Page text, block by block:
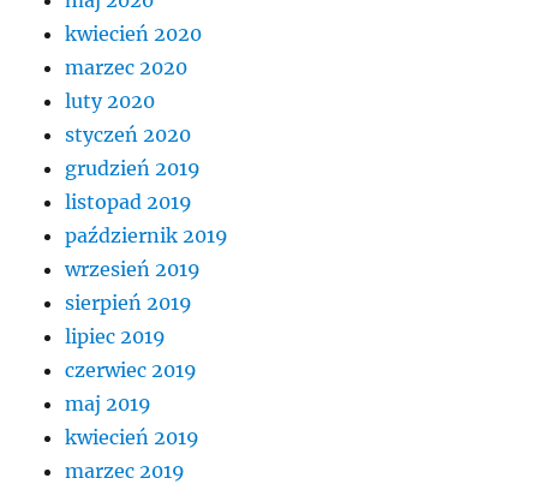
kwiecień 2020
marzec 2020
luty 2020
styczeń 2020
grudzień 2019
listopad 2019
październik 2019
wrzesień 2019
sierpień 2019
lipiec 2019
czerwiec 2019
maj 2019
kwiecień 2019
marzec 2019